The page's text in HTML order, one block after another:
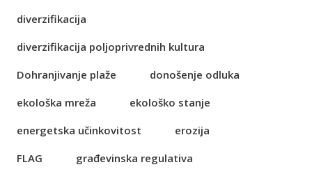
diverzifikacija
diverzifikacija poljoprivrednih kultura
Dohranjivanje plaže
donošenje odluka
ekološka mreža
ekološko stanje
energetska učinkovitost
erozija
FLAG
građevinska regulativa